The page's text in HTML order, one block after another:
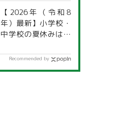
【2026年（令和8
年）最新】小学校・
中学校の夏休みはい
道府県別「夏季休暇
Recommended by